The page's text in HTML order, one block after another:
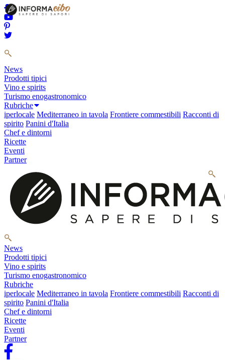
News
Prodotti tipici
Vino e spirits
Turismo enogastronomico
Rubriche
iperlocale Mediterraneo in tavola Frontiere commestibili Racconti di
spirito Panini d'Italia
Chef e dintorni
Ricette
Eventi
Partner
News
Prodotti tipici
Vino e spirits
Turismo enogastronomico
Rubriche
iperlocale Mediterraneo in tavola Frontiere commestibili Racconti di
spirito Panini d'Italia
Chef e dintorni
Ricette
Eventi
Partner